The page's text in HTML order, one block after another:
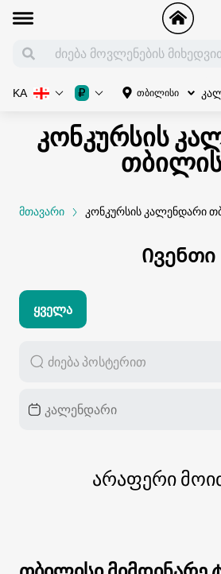
თბილისი
KA ₽
კონკურსის
მთავარი კონკურსის კალენდარი
Ივენთი
Ყველა
არაფერი